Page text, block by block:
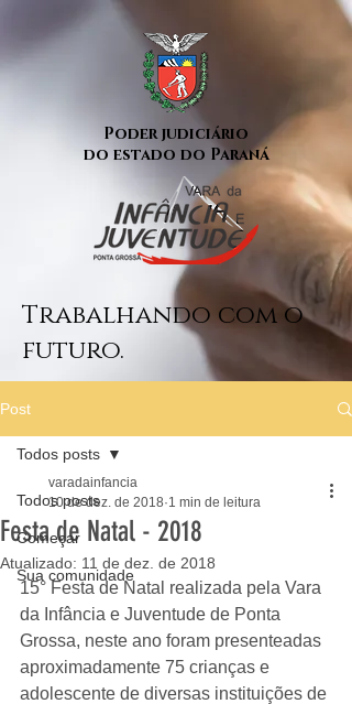
Poder judiciário
do estado do Paraná
Trabalhando com o
futuro.
Post
Todos posts
Começar
Sua comunidade
Todos posts
Festa de Natal - 2018
varadainfancia
10 de dez. de 2018 1 min de leitura
Atualizado: 11 de dez. de 2018
15° Festa de Natal realizada pela Vara
da Infância e Juventude de Ponta
Grossa, neste ano foram presenteadas
aproximadamente 75 crianças e
adolescente de diversas instituições de